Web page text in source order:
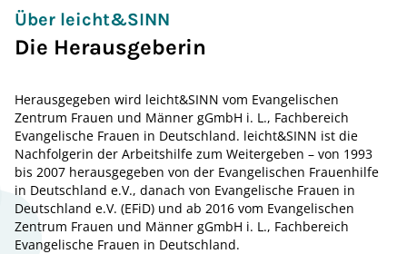
Über leicht&SINN
Die Herausgeberin
Herausgegeben wird leicht&SINN vom Evangelischen
Zentrum Frauen und Männer gGmbH i. L., Fachbereich
Evangelische Frauen in Deutschland. leicht&SINN ist die
Nachfolgerin der Arbeitshilfe zum Weitergeben – von 1993
bis 2007 herausgegeben von der Evangelischen Frauenhilfe
in Deutschland e.V., danach von Evangelische Frauen in
Deutschland e.V. (EFiD) und ab 2016 vom Evangelischen
Zentrum Frauen und Männer gGmbH i. L., Fachbereich
Evangelische Frauen in Deutschland.